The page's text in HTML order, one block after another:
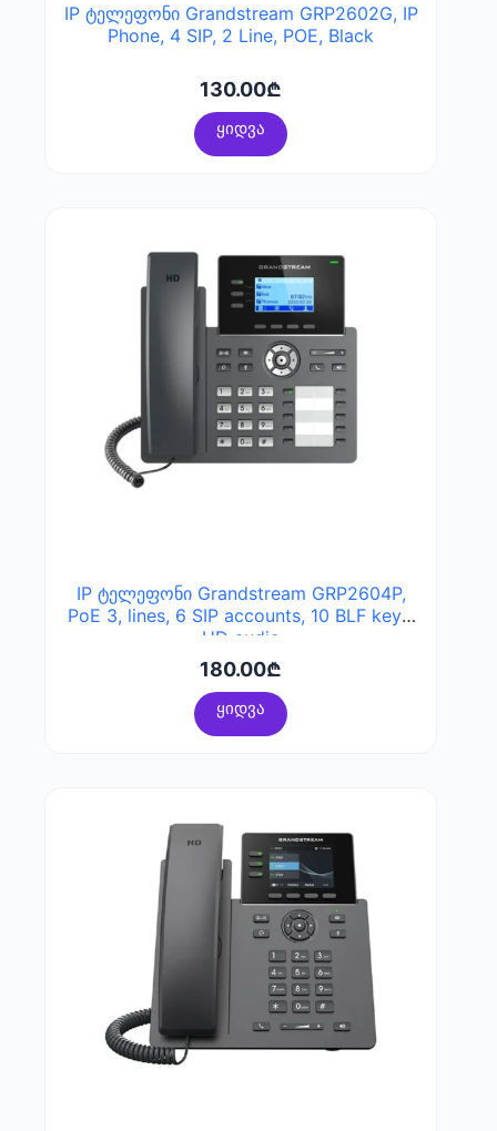
IP ტელეფონი Grandstream GRP2602G, IP
Phone, 4 SIP, 2 Line, POE, Black
130.00₾
ყიდვა
IP ტელეფონი Grandstream GRP2604P,
PoE 3, lines, 6 SIP accounts, 10 BLF keys,
HD audio
180.00₾
ყიდვა